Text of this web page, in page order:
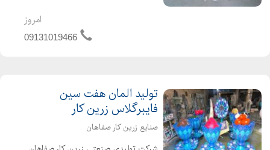
انواع تندیس و مجسمه های شهری باامروز
09131019466
تولید المان هفت سین
فایبرگلاس زرین کار
صنایع زرین کار صفاهان